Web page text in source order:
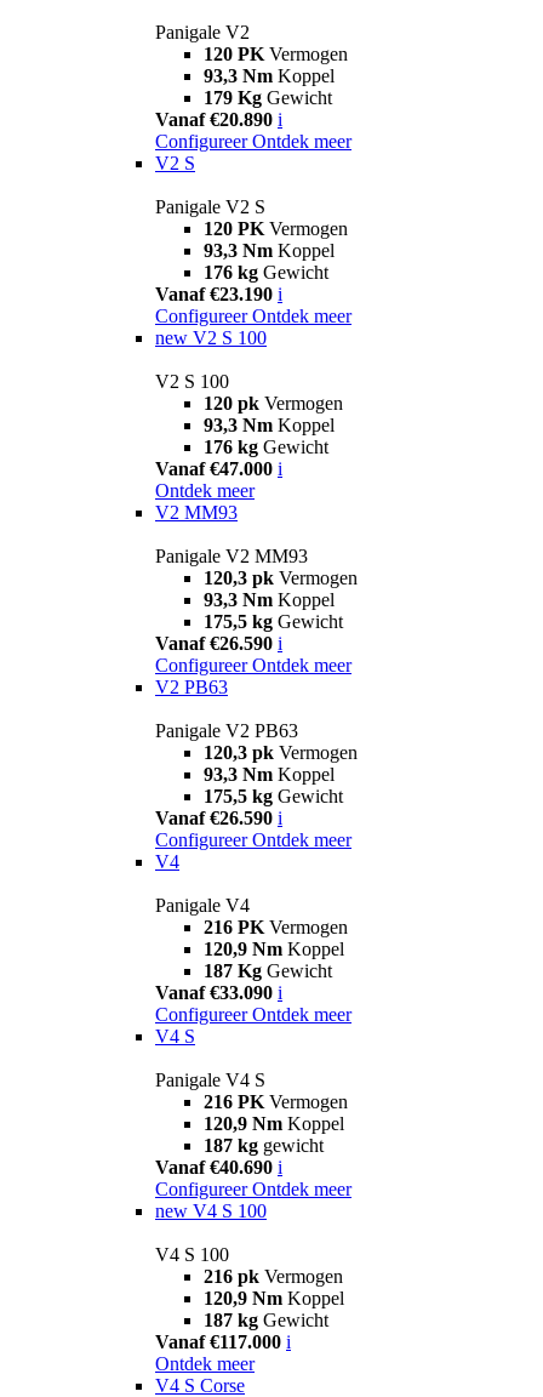
Panigale V2
120 PK Vermogen
93,3 Nm Koppel
179 Kg Gewicht
Vanaf €20.890 i
Configureer Ontdek meer
V2 S
Panigale V2 S
120 PK Vermogen
93,3 Nm Koppel
176 kg Gewicht
Vanaf €23.190 i
Configureer Ontdek meer
new V2 S 100
V2 S 100
120 pk Vermogen
93,3 Nm Koppel
176 kg Gewicht
Vanaf €47.000 i
Ontdek meer
V2 MM93
Panigale V2 MM93
120,3 pk Vermogen
93,3 Nm Koppel
175,5 kg Gewicht
Vanaf €26.590 i
Configureer Ontdek meer
V2 PB63
Panigale V2 PB63
120,3 pk Vermogen
93,3 Nm Koppel
175,5 kg Gewicht
Vanaf €26.590 i
Configureer Ontdek meer
V4
Panigale V4
216 PK Vermogen
120,9 Nm Koppel
187 Kg Gewicht
Vanaf €33.090 i
Configureer Ontdek meer
V4 S
Panigale V4 S
216 PK Vermogen
120,9 Nm Koppel
187 kg gewicht
Vanaf €40.690 i
Configureer Ontdek meer
new V4 S 100
V4 S 100
216 pk Vermogen
120,9 Nm Koppel
187 kg Gewicht
Vanaf €117.000 i
Ontdek meer
V4 S Corse